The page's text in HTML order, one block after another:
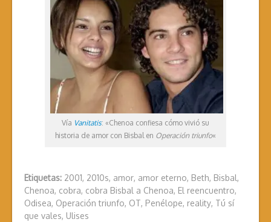
Vía Vanitatis: «Chenoa confiesa cómo vivió su
historia de amor con Bisbal en Operación triunfo«
Etiquetas: 2001, 2010s, amor, amor eterno, Beth, Bisbal,
Chenoa, cobra, cobra Bisbal a Chenoa, El reencuentro,
Odisea, Operación triunfo, OT, Penélope, reality, Tú sí
que vales, Ulises